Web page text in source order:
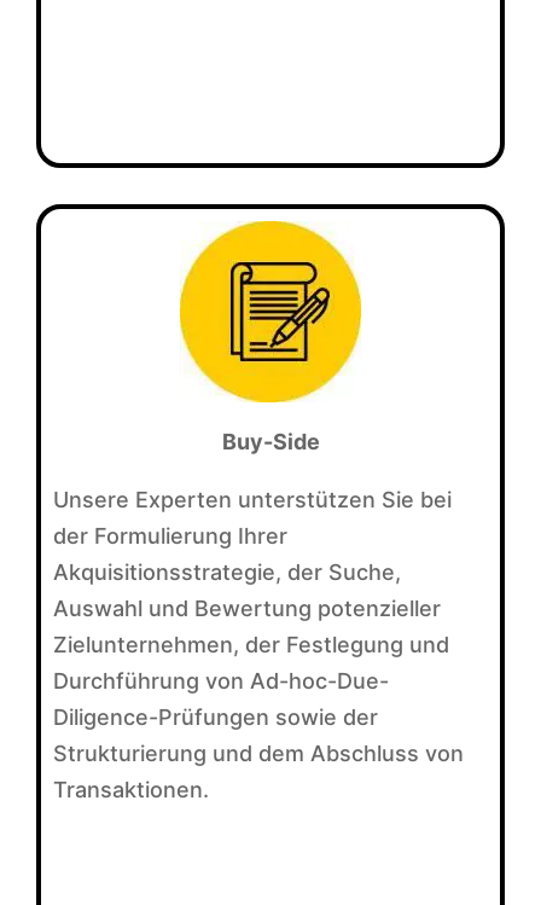
Buy-Side
Unsere Experten unterstützen Sie bei
der Formulierung Ihrer
Akquisitionsstrategie, der Suche,
Auswahl und Bewertung potenzieller
Zielunternehmen, der Festlegung und
Durchführung von Ad-hoc-Due-
Diligence-Prüfungen sowie der
Strukturierung und dem Abschluss von
Transaktionen.